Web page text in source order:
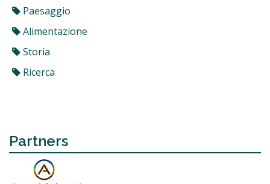
Paesaggio
Alimentazione
Storia
Ricerca
Partners